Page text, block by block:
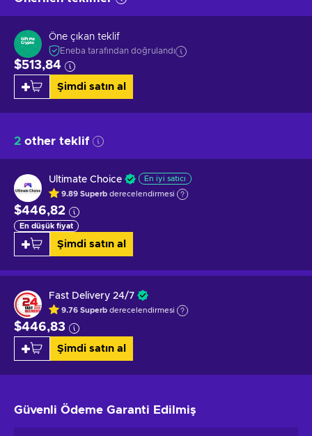
Öne çıkan teklif
Eneba tarafından doğrulandı
$513,84
Şimdi satın al
2 other teklif
Ultimate Choice En iyi satıcı
9.89 Superb derecelendirmesi
$446,82
En düşük fiyat
Şimdi satın al
Fast Delivery 24/7
9.76 Superb derecelendirmesi
$446,83
Şimdi satın al
Güvenli Ödeme Garanti Edilmiş